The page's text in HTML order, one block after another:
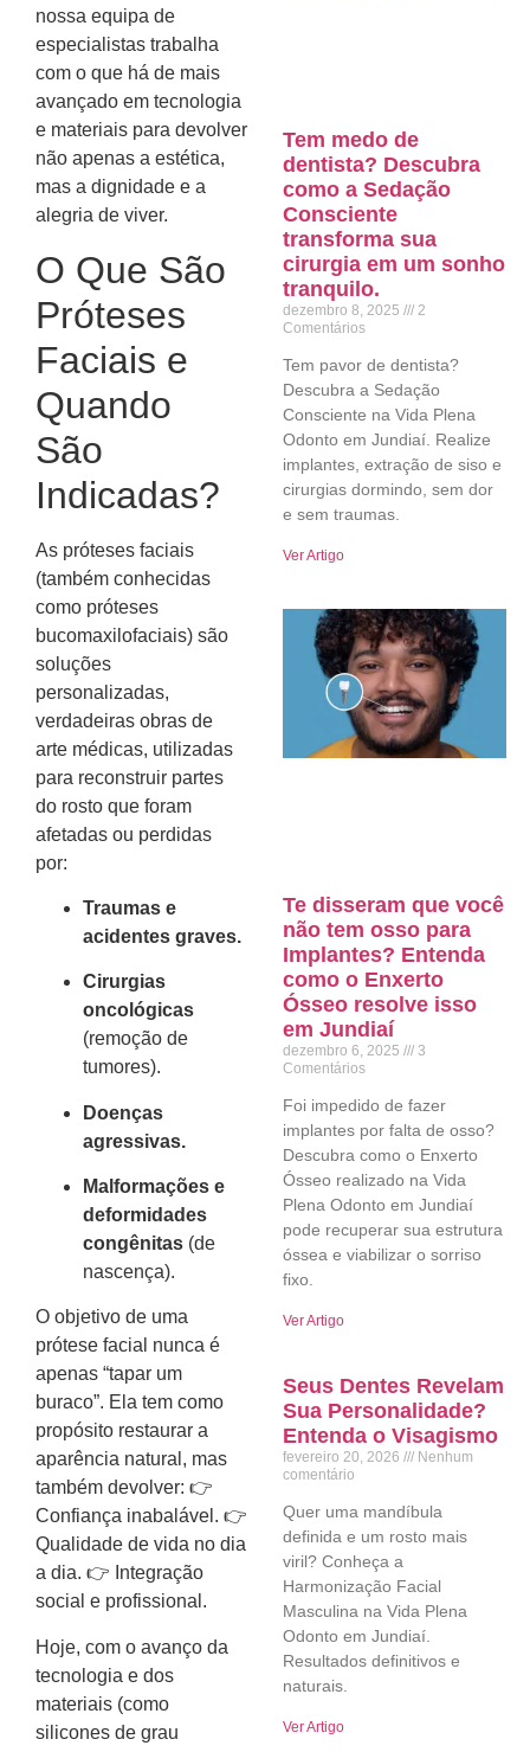
nossa equipa de
especialistas trabalha
com o que há de mais
avançado em tecnologia
e materiais para devolver
não apenas a estética,
mas a dignidade e a
alegria de viver.
O Que São
Próteses
Faciais e
Quando
São
Indicadas?
As próteses faciais
(também conhecidas
como próteses
bucomaxilofaciais) são
soluções
personalizadas,
verdadeiras obras de
arte médicas, utilizadas
para reconstruir partes
do rosto que foram
afetadas ou perdidas
por:
Traumas e
acidentes graves.
Cirurgias
oncológicas
(remoção de
tumores).
Doenças
agressivas.
Malformações e
deformidades
congênitas (de
nascença).
O objetivo de uma
prótese facial nunca é
apenas “tapar um
buraco”. Ela tem como
propósito restaurar a
aparência natural, mas
também devolver: 👉
Confiança inabalável. 👉
Qualidade de vida no dia
a dia. 👉 Integração
social e profissional.
Hoje, com o avanço da
tecnologia e dos
materiais (como
silicones de grau
Tem medo de
dentista? Descubra
como a Sedação
Consciente
transforma sua
cirurgia em um sonho
tranquilo.
dezembro 8, 2025
2
Comentários
Tem pavor de dentista?
Descubra a Sedação
Consciente na Vida Plena
Odonto em Jundiaí. Realize
implantes, extração de siso e
cirurgias dormindo, sem dor
e sem traumas.
Ver Artigo
Te disseram que você
não tem osso para
Implantes? Entenda
como o Enxerto
Ósseo resolve isso
em Jundiaí
dezembro 6, 2025
3
Comentários
Foi impedido de fazer
implantes por falta de osso?
Descubra como o Enxerto
Ósseo realizado na Vida
Plena Odonto em Jundiaí
pode recuperar sua estrutura
óssea e viabilizar o sorriso
fixo.
Ver Artigo
Seus Dentes Revelam
Sua Personalidade?
Entenda o Visagismo
fevereiro 20, 2026
Nenhum
comentário
Quer uma mandíbula
definida e um rosto mais
viril? Conheça a
Harmonização Facial
Masculina na Vida Plena
Odonto em Jundiaí.
Resultados definitivos e
naturais.
Ver Artigo